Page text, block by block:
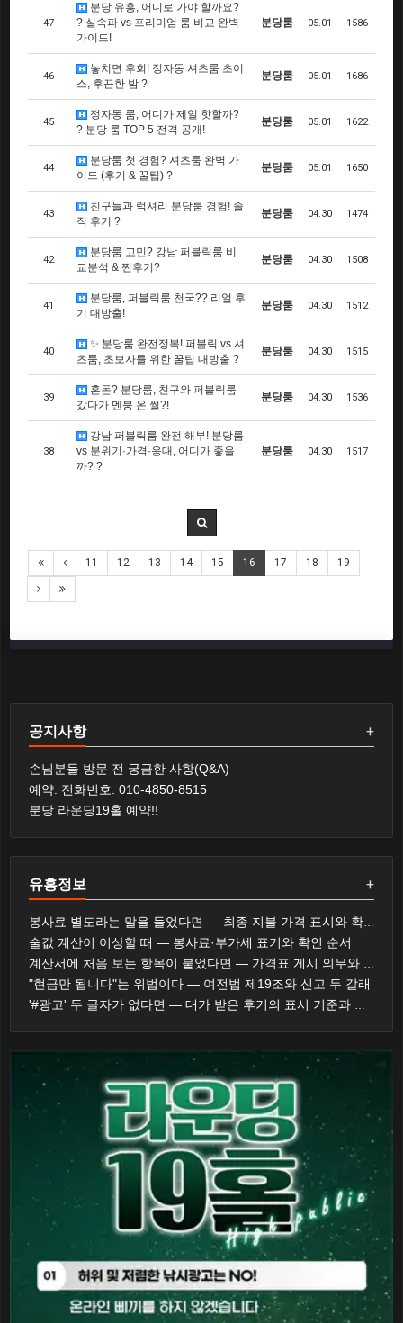
47
분당 유흥, 어디로 가야 할까요?
? 실속파 vs 프리미엄 룸 비교 완벽
가이드!
분당룸 05.01 1586
46
놓치면 후회! 정자동 셔츠룸 초이
스, 후끈한 밤 ?
분당룸 05.01 1686
45
정자동 룸, 어디가 제일 핫할까?
? 분당 룸 TOP 5 전격 공개!
분당룸 05.01 1622
44
분당룸 첫 경험? 셔츠룸 완벽 가
이드 (후기 & 꿀팁) ?
분당룸 05.01 1650
43
친구들과 럭셔리 분당룸 경험! 솔
직 후기 ?
분당룸 04.30 1474
42
분당룸 고민? 강남 퍼블릭룸 비
교분석 & 찐후기?
분당룸 04.30 1508
41
분당룸, 퍼블릭룸 천국?? 리얼 후
기 대방출!
분당룸 04.30 1512
40
✨ 분당룸 완전정복! 퍼블릭 vs 셔
츠룸, 초보자를 위한 꿀팁 대방출 ?
분당룸 04.30 1515
39
혼돈? 분당룸, 친구와 퍼블릭룸
갔다가 멘붕 온 썰?!
분당룸 04.30 1536
38
강남 퍼블릭룸 완전 해부! 분당룸
vs 분위기·가격·응대, 어디가 좋을
까? ?
분당룸 04.30 1517
11 12 13 14 15 16 17 18 19
+
공지사항
손님분들 방문 전 궁금한 사항(Q&A)
예약: 전화번호: 010-4850-8515
분당 라운딩19홀 예약!!
+
유흥정보
봉사료 별도라는 말을 들었다면 — 최종 지불 가격 표시와 확인 순서
술값 계산이 이상할 때 — 봉사료·부가세 표기와 확인 순서
계산서에 처음 보는 항목이 붙었다면 — 가격표 게시 의무와 대응 순서
"현금만 됩니다"는 위법이다 — 여전법 제19조와 신고 두 갈래
'#광고' 두 글자가 없다면 — 대가 받은 후기의 표시 기준과 제재